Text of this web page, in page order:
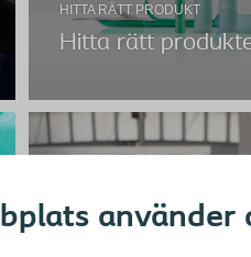
använder
HITTA RÄTT PRODUKT
Hitta rätt